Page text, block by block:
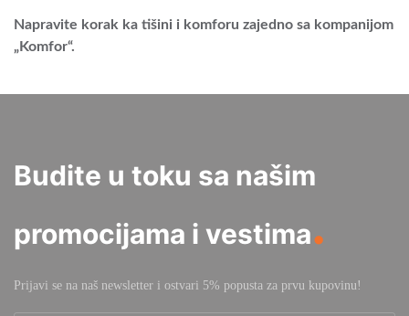
Napravite korak ka tišini i komforu zajedno sa kompanijom
„Komfor“.
Budite u toku sa našim
promocijama i vestima.
Prijavi se na naš newsletter i ostvari 5% popusta za prvu kupovinu!